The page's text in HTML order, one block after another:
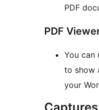
PDF
PDF
You can
to show
your